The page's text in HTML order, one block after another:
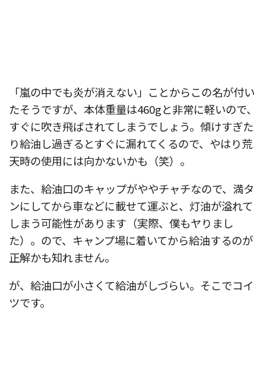
「嵐の中でも炎が消えない」ことからこの名が付い
たそうですが、本体重量は460gと非常に軽いので、
すぐに吹き飛ばされてしまうでしょう。傾けすぎた
り給油し過ぎるとすぐに漏れてくるので、やはり荒
天時の使用には向かないかも（笑）。
また、給油口のキャップがややチャチなので、満タ
ンにしてから車などに載せて運ぶと、灯油が溢れて
しまう可能性があります（実際、僕もヤりまし
た）。ので、キャンプ場に着いてから給油するのが
正解かも知れません。
が、給油口が小さくて給油がしづらい。そこでコイ
ツです。